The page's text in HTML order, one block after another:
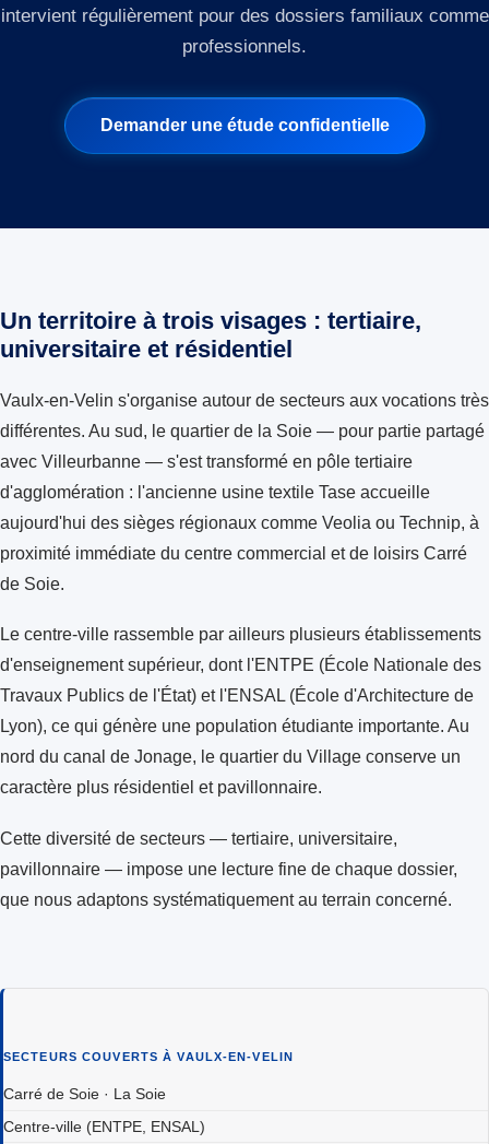
intervient régulièrement pour des dossiers familiaux comme
professionnels.
Demander une étude confidentielle
Un territoire à trois visages : tertiaire,
universitaire et résidentiel
Vaulx-en-Velin s'organise autour de secteurs aux vocations très
différentes. Au sud, le quartier de la Soie — pour partie partagé
avec Villeurbanne — s'est transformé en pôle tertiaire
d'agglomération : l'ancienne usine textile Tase accueille
aujourd'hui des sièges régionaux comme Veolia ou Technip, à
proximité immédiate du centre commercial et de loisirs Carré
de Soie.
Le centre-ville rassemble par ailleurs plusieurs établissements
d'enseignement supérieur, dont l'ENTPE (École Nationale des
Travaux Publics de l'État) et l'ENSAL (École d'Architecture de
Lyon), ce qui génère une population étudiante importante. Au
nord du canal de Jonage, le quartier du Village conserve un
caractère plus résidentiel et pavillonnaire.
Cette diversité de secteurs — tertiaire, universitaire,
pavillonnaire — impose une lecture fine de chaque dossier,
que nous adaptons systématiquement au terrain concerné.
SECTEURS COUVERTS À VAULX-EN-VELIN
Carré de Soie · La Soie
Centre-ville (ENTPE, ENSAL)